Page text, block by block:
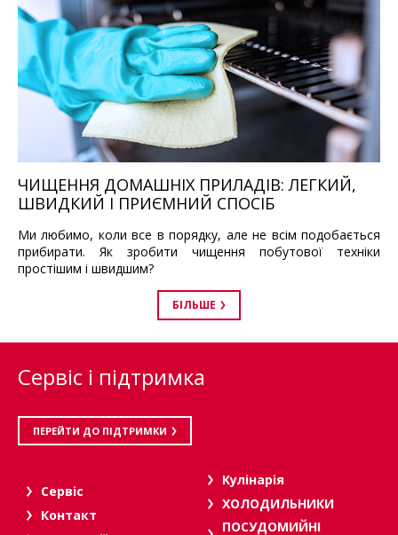
ЧИЩЕННЯ ДОМАШНІХ ПРИЛАДІВ: ЛЕГКИЙ,
ШВИДКИЙ І ПРИЄМНИЙ СПОСІБ
Ми любимо, коли все в порядку, але не всім подобається
прибирати. Як зробити чищення побутової техніки
простішим і швидшим?
БІЛЬШЕ
Сервіс і підтримка
ПЕРЕЙТИ ДО ПІДТРИМКИ
Сервіс
Контакт
Кулінарія
ХОЛОДИЛЬНИКИ
ПОСУДОМИЙНІ